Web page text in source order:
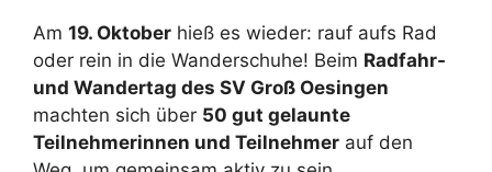
Am 19. Oktober hieß es wieder: rauf aufs Rad
oder rein in die Wanderschuhe! Beim Radfahr-
und Wandertag des SV Groß Oesingen
machten sich über 50 gut gelaunte
Teilnehmerinnen und Teilnehmer auf den